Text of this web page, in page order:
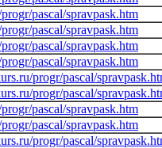
pascal/spravpask.htm
pascal/spravpask.htm
pascal/spravpask.htm
pascal/spravpask.htm
progr/pascal/
progr/pascal/
pascal/spravpask.htm
pascal/spravpask.htm
progr/pascal/